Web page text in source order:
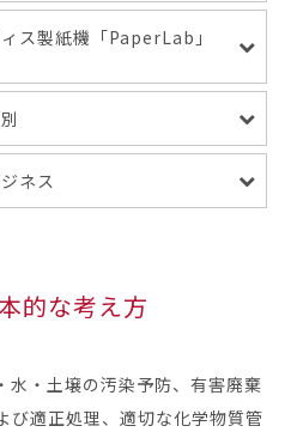
ス製紙機「PaperLab」
ネス
的な考え方
水・土壌の汚染予防、有害廃棄
び適正処理、適切な化学物質管